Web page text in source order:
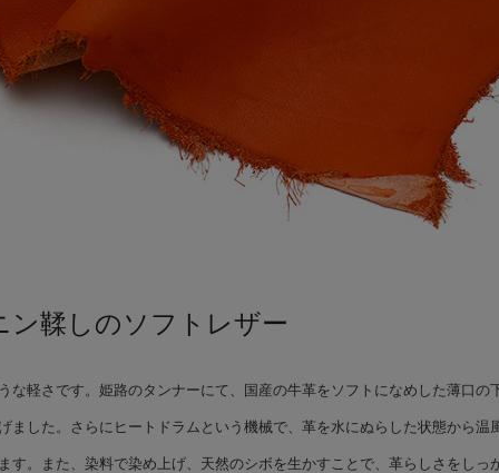
ン鞣しのソフトレザー
な軽さです。姫路のタンナーにて、国産の牛革をソフトになめした薄口の
した。さらにヒートドラムという機械で、革を水にぬらした状態から温
す。また、染料で染め上げ、天然のシボを生かすことで、革らしさをしっ